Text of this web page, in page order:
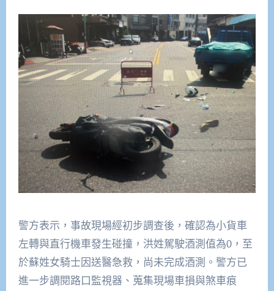
警方表示，事故現場經初步調查後，確認為小貨車
左轉與直行機車發生碰撞，洪姓駕駛酒測值為0，至
於蘇姓女騎士因送醫急救，尚未完成酒測。警方已
進一步調閱路口監視器、蒐集現場車損與煞車痕